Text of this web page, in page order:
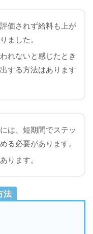
価されず給料も上が
ました。
れないと感じたとき
する方法はあります
は、短期間でステッ
る必要があります。
ります。
法